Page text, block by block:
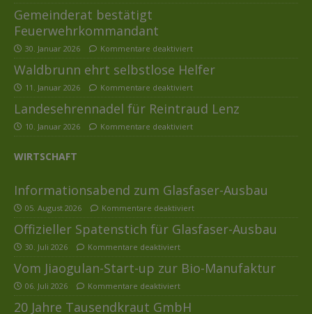
Gemeinderat bestätigt
Feuerwehrkommandant
30. Januar 2026 Kommentare deaktiviert
Waldbrunn ehrt selbstlose Helfer
11. Januar 2026 Kommentare deaktiviert
Landesehrennadel für Reintraud Lenz
10. Januar 2026 Kommentare deaktiviert
WIRTSCHAFT
Informationsabend zum Glasfaser-Ausbau
05. August 2026 Kommentare deaktiviert
Offizieller Spatenstich für Glasfaser-Ausbau
30. Juli 2026 Kommentare deaktiviert
Vom Jiaogulan-Start-up zur Bio-Manufaktur
06. Juli 2026 Kommentare deaktiviert
20 Jahre Tausendkraut GmbH